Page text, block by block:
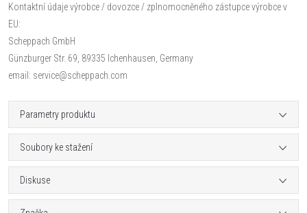
Kontaktní údaje výrobce / dovozce / zplnomocněného zástupce výrobce v
EU:
Scheppach GmbH
Günzburger Str. 69, 89335 Ichenhausen, Germany
email: service@scheppach.com
Parametry produktu
Soubory ke stažení
Diskuse